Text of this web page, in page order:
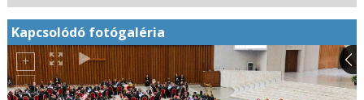
Kapcsolódó fotógaléria